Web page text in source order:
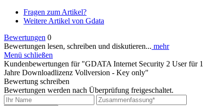
Fragen zum Artikel?
Weitere Artikel von Gdata
Bewertungen 0
Bewertungen lesen, schreiben und diskutieren... mehr
Menü schließen
Kundenbewertungen für "GDATA Internet Security 2 User für 1
Jahre Downloadlizenz Vollversion - Key only"
Bewertung schreiben
Bewertungen werden nach Überprüfung freigeschaltet.